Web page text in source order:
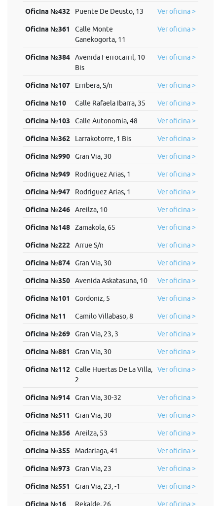
Oficina №432 Puente De Deusto, 13 Ver oficina >
Oficina №361
Calle Monte
Ganekogorta, 11
Ver oficina >
Oficina №384
Avenida Ferrocarril, 10
Bis
Ver oficina >
Oficina №107 Erribera, S/n Ver oficina >
Oficina №10 Calle Rafaela Ibarra, 35 Ver oficina >
Oficina №103 Calle Autonomia, 48 Ver oficina >
Oficina №362 Larrakotorre, 1 Bis Ver oficina >
Oficina №990 Gran Via, 30 Ver oficina >
Oficina №949 Rodriguez Arias, 1 Ver oficina >
Oficina №947 Rodriguez Arias, 1 Ver oficina >
Oficina №246 Areilza, 10 Ver oficina >
Oficina №148 Zamakola, 65 Ver oficina >
Oficina №222 Arrue S/n Ver oficina >
Oficina №874 Gran Via, 30 Ver oficina >
Oficina №350 Avenida Askatasuna, 10 Ver oficina >
Oficina №101 Gordoniz, 5 Ver oficina >
Oficina №11 Camilo Villabaso, 8 Ver oficina >
Oficina №269 Gran Via, 23, 3 Ver oficina >
Oficina №881 Gran Via, 30 Ver oficina >
Oficina №112
Calle Huertas De La Villa,
2
Ver oficina >
Oficina №914 Gran Via, 30-32 Ver oficina >
Oficina №511 Gran Via, 30 Ver oficina >
Oficina №356 Areilza, 53 Ver oficina >
Oficina №355 Madariaga, 41 Ver oficina >
Oficina №973 Gran Via, 23 Ver oficina >
Oficina №551 Gran Via, 23, -1 Ver oficina >
Oficina №16 Rekalde, 26 Ver oficina >